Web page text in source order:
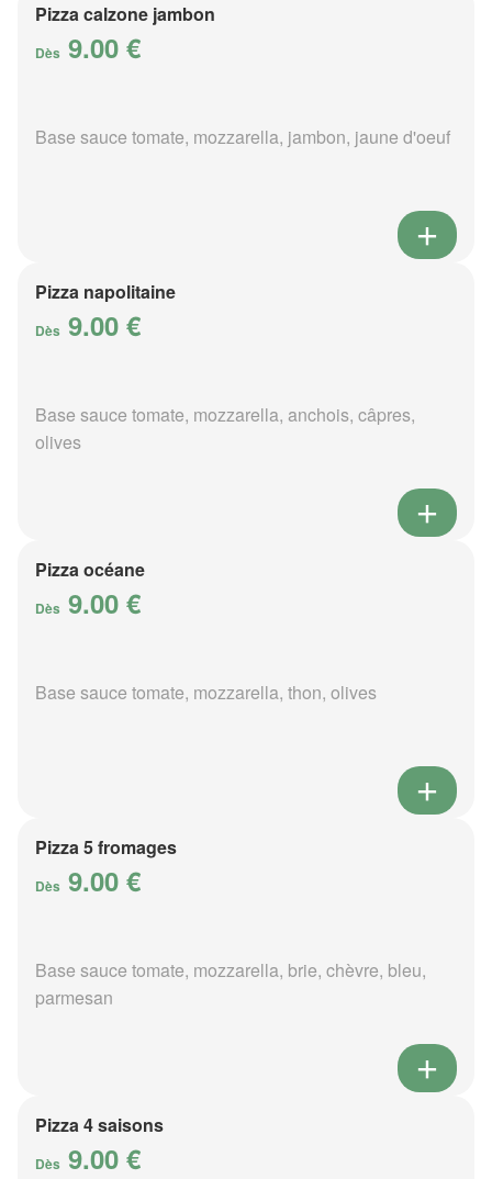
Pizza calzone jambon
Dès 9.00 €
Base sauce tomate, mozzarella, jambon, jaune d'oeuf
Pizza napolitaine
Dès 9.00 €
Base sauce tomate, mozzarella, anchois, câpres,
olives
Pizza océane
Dès 9.00 €
Base sauce tomate, mozzarella, thon, olives
Pizza 5 fromages
Dès 9.00 €
Base sauce tomate, mozzarella, brie, chèvre, bleu,
parmesan
Pizza 4 saisons
Dès 9.00 €